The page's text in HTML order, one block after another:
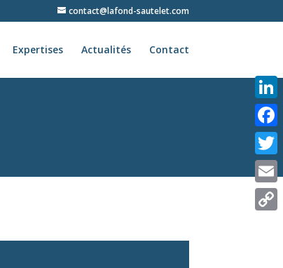
contact@lafond-sautelet.com
Expertises Actualités Contact
Email